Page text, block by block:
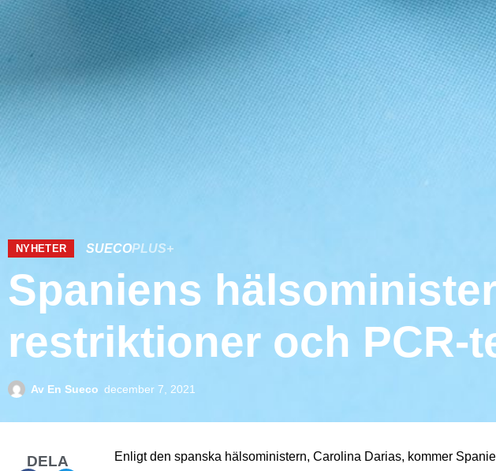
NYHETER SUECOPLUS+
Spaniens
restriktioner och PCR-
Av En Sueco december 7, 2021
DELA
Enligt den spanska hälsoministern, Carolina Darias, kommer